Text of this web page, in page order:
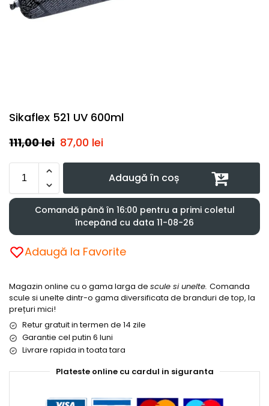
Sikaflex 521 UV 600ml
111,00lei 87,00 lei
Adaugă în coș
Comandă până în 16:00 pentru a primi coletul
începând cu data 11-08-26
Adaugă la Favorite
Magazin online cu o gama larga de scule si unelte. Comanda
scule si unelte dintr-o gama diversificata de branduri de top, la
prețuri mici!
Retur gratuit in termen de 14 zile
Garantie cel putin 6 luni
Livrare rapida in toata tara
Plateste online cu cardul in siguranta